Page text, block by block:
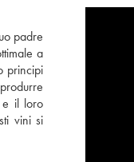
padre
a
principi
e il loro
vini si